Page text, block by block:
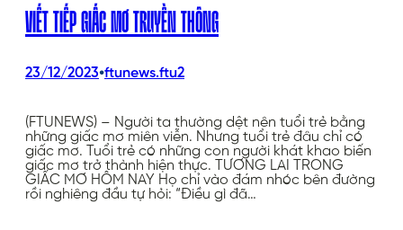
VIẾT TIẾP GIẤC MƠ TRUYỀN THÔNG
23/12/2023•ftunews.ftu2
(FTUNEWS) – Người ta thường dệt nên tuổi trẻ bằng
những giấc mơ miên viễn. Nhưng tuổi trẻ đâu chỉ có
giấc mơ. Tuổi trẻ có những con người khát khao biến
giấc mơ trở thành hiện thực. TƯƠNG LAI TRONG
GIẤC MƠ HÔM NAY Họ chỉ vào đám nhóc bên đường
rồi nghiêng đầu tự hỏi: “Điều gì đã…